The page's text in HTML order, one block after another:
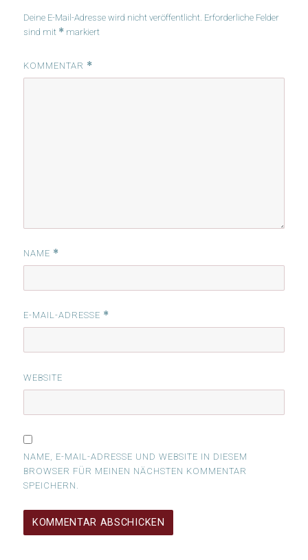
Deine E-Mail-Adresse wird nicht veröffentlicht. Erforderliche Felder
sind mit * markiert
KOMMENTAR *
NAME *
E-MAIL-ADRESSE *
WEBSITE
NAME, E-MAIL-ADRESSE UND WEBSITE IN DIESEM
BROWSER FÜR MEINEN NÄCHSTEN KOMMENTAR
SPEICHERN.